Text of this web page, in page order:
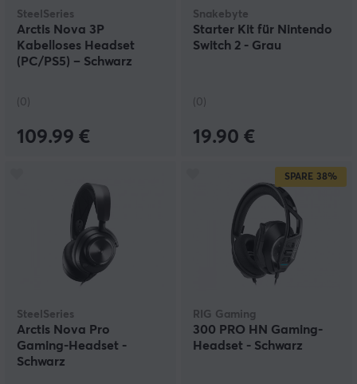
SteelSeries
Arctis Nova 3P
Kabelloses Headset
(PC/PS5) – Schwarz
(0)
109.99 €
Snakebyte
Starter Kit für Nintendo
Switch 2 - Grau
(0)
19.90 €
SteelSeries
Arctis Nova Pro
Gaming-Headset -
Schwarz
SPARE 38%
RIG Gaming
300 PRO HN Gaming-
Headset - Schwarz